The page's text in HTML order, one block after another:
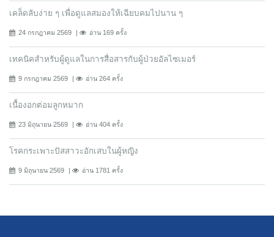
เคล็ดลับง่าย ๆ เพื่อดูแลสมองให้เฉียบคมไปนาน ๆ
24 กรกฎาคม 2569 อ่าน 169 ครั้ง
เทคนิคสำหรับผู้ดูแลในการสื่อสารกับผู้ป่วยอัลไซเมอร์
9 กรกฎาคม 2569 อ่าน 264 ครั้ง
เนื้องอกต่อมลูกหมาก
23 มิถุนายน 2569 อ่าน 404 ครั้ง
โรคกระเพาะปัสสาวะอักเสบในผู้หญิง
9 มิถุนายน 2569 อ่าน 1781 ครั้ง